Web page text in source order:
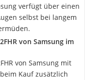
verfügt über einen
selbst bei langem
von Samsung im
von Samsung mit
Kauf zusätzlich